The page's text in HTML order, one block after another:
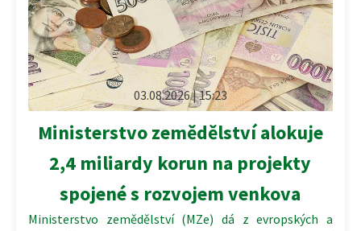
03.08.2026 | 15:23
Ministerstvo zemědělství alokuje
2,4 miliardy korun na projekty
spojené s rozvojem venkova
Ministerstvo zemědělství (MZe) dá z evropských a